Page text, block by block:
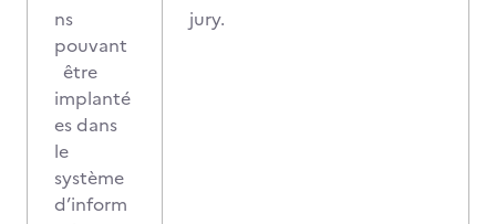
ns
pouvant
être
implanté
es dans
le
système
d’inform
jury.